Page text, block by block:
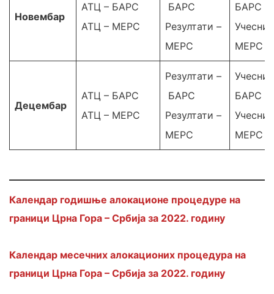
Новембар
АТЦ – БАРС
АТЦ – МЕРС
БАРС
Резултати –
МЕРС
БАРС
МЕРС
Децембар
АТЦ – БАРС
АТЦ – МЕРС
Резултати –
БАРС
Резултати –
МЕРС
БАРС
МЕРС
Календар годишње алокационе процедуре на
граници Црна Гора – Србија за 2022. годину
Календар месечних алокационих процедура на
граници Црна Гора – Србија за 2022. годину